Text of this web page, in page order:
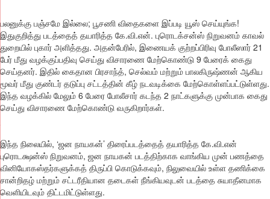
பலனுக்கு பஞ்சமே இல்லை; பூசணி‌ விதைகளை இப்படி யூஸ் செய்யுங்க!
இதுகுறித்து படத்தைத் தயாரித்த கே.வி.என். புரொடக்சன்ஸ் நிறுவனம் காவல்
துறையில் புகார் அளித்தது. அதன்பேரில், இணையக் குற்றப்பிரிவு போலீஸார் 21
பேர் மீது வழக்குப்பதிவு செய்து விசாரணை மேற்கொண்டு 9 பேரைக் கைது
செய்தனர். இதில் கைதான பிரசாந்த், செல்வம் மற்றும் பாலகிருஷ்ணன் ஆகிய
மூவர் மீது குண்டர் தடுப்பு சட்டத்தின் கீழ் நடவடிக்கை மேற்கொள்ளப்பட்டுள்ளது.
இந்த வழக்கில் மேலும் 6 பேரை போலீசார் கடந்த 2 நாட்களுக்கு முன்பாக கைது
செய்து விசாரணை மேற்கொண்டு வருகிறார்கள்.
இந்த நிலையில், ‘ஜன நாயகன்’ திரைப்படத்தைத் தயாரித்த கே.வி.என்
புரொடக்ஷன்ஸ் நிறுவனம், ஜன நாயகன் படத்திற்காக வாங்கிய முன் பணத்தை
வினியோகஸ்தர்களுக்கத் திருப்பி கொடுக்கவும், நிலுவையில் உள்ள தணிக்கை
சான்றிதழ் மற்றும் சட்டரீதியான தடைகள் நீங்கியவுடன் படத்தை சுயாதீனமாக
வெளியிடவும் திட்டமிட்டுள்ளது.